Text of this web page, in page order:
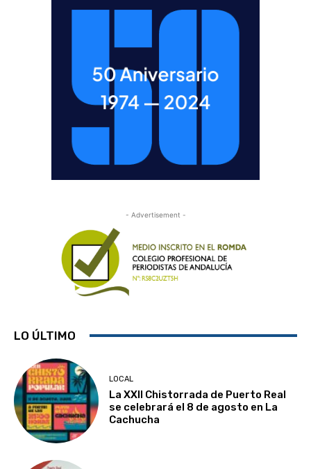
- Advertisement -
LO ÚLTIMO
LOCAL
La XXII Chistorrada de Puerto Real
se celebrará el 8 de agosto en La
Cachucha